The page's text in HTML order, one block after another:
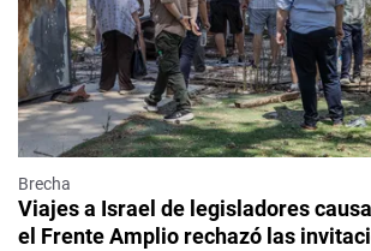
Brecha
Viajes a Israel de legisladores
el Frente Amplio rechazó las